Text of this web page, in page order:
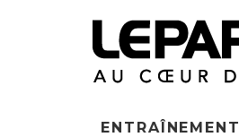
ENTRAÎNEMENT